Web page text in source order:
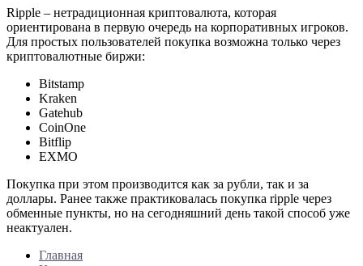
Ripple – нетрадиционная криптовалюта, которая
ориентирована в первую очередь на корпоративных игроков.
Для простых пользователей покупка возможна только через
криптовалютные биржи:
Bitstamp
Kraken
Gatehub
CoinOne
Bitflip
EXMO
Покупка при этом производится как за рубли, так и за
доллары. Ранее также практиковалась покупка ripple через
обменные пункты, но на сегодняшний день такой способ уже
неактуален.
Главная